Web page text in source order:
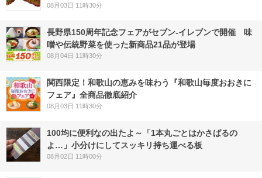
08月03日 11時30分
長野県150周年記念フェアがセブン-イレブンで開催 味
噌や伝統野菜を使った新商品21品が登場
08月04日 11時30分
関西限定！和歌山の恵みを味わう『和歌山毎度おおきに
フェア』全商品徹底紹介
08月03日 11時30分
100均に便利なの出たよ～「1本丸ごとはかさばるの
よ…」小分けにしてスッキリ持ち運べる板
08月02日 11時00分